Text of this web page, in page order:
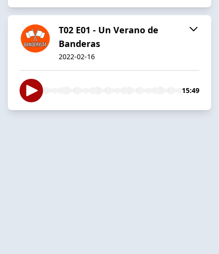
T02 E01 - Un Verano de
Banderas
2022-02-16
15:49